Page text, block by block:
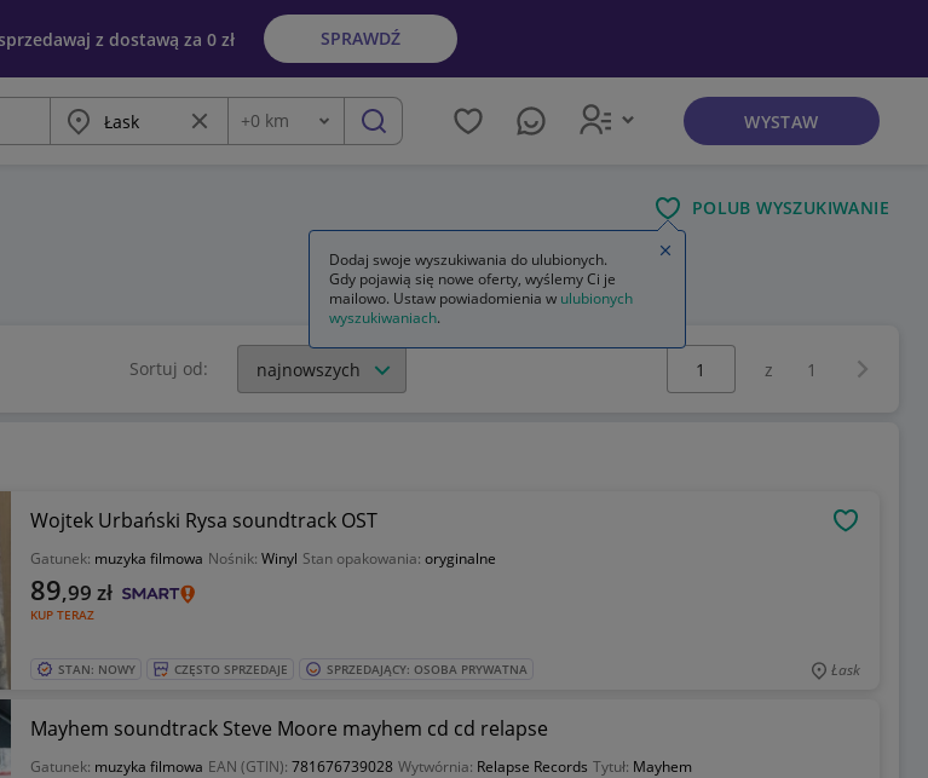
z dostawą za 0 zł SPRAWDŹ
Miasto Wyczyść frazę
Odległość
+0 km szukaj WYSTAW
POLUB WYSZUKIWANIE
Sortuj od:
Wybierz stronę:
z 1
Wojtek Urbański Rysa soundtrack OST
Gatunek: muzyka filmowa Nośnik: Winyl Stan opakowania: oryginalne
KUP TERAZ
89,99 zł
STAN: NOWY CZĘSTO SPRZEDAJE SPRZEDAJĄCY: OSOBA PRYWATNA Łask
Mayhem soundtrack Steve Moore mayhem cd cd relapse
Gatunek: muzyka filmowa EAN (GTIN): 781676739028 Wytwórnia: Relapse Records Tytuł: Mayhem
Dodaj swoje wyszukiwania do ulubionych.
Gdy pojawią się nowe oferty, wyślemy Ci je
mailowo. Ustaw powiadomienia w ulubionych
wyszukiwaniach.
Zamknij wskazówkę